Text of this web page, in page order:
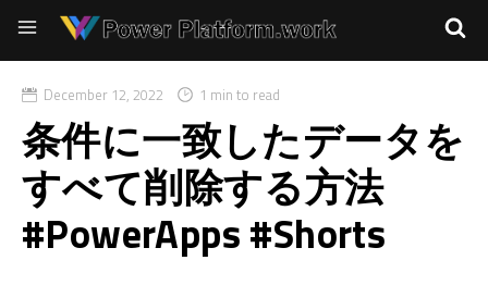
December 12, 2022 1 min to read
条件に一致したデータを
すべて削除する方法
#PowerApps #Shorts